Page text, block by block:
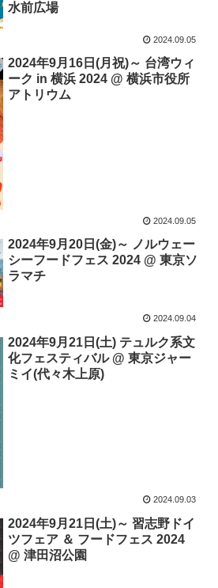
水前広場
2024.09.05
2024年9月16日(月祝)～ 台湾ウィ
ーク in 横浜 2024 @ 横浜市役所
アトリウム
2024.09.05
2024年9月20日(金)～ ノルウェー
シーフードフェス 2024 @ 東京ソ
ラマチ
2024.09.04
2024年9月21日(土) テュルク系文
化フェスティバル @ 東京ジャー
ミイ(代々木上原)
2024.09.03
2024年9月21日(土)～ 習志野ドイ
ツフェア ＆ フードフェス 2024
@ 津田沼公園